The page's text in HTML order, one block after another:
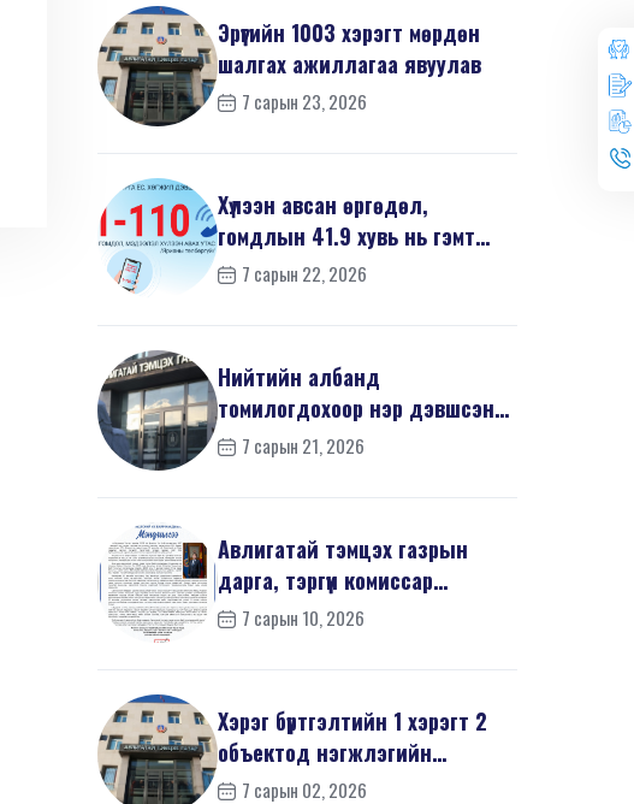
Эрүүгийн 1003 хэрэгт мөрдөн
шалгах ажиллагаа явуулав
7 сарын 23, 2026
Хүлээн авсан өргөдөл,
гомдлын 41.9 хувь нь гэмт
хэргийн шинжтэй байв
7 сарын 22, 2026
Нийтийн албанд
томилогдохоор нэр дэвшсэн
370 иргэний урьдчилсан
7 сарын 21, 2026
Авлигатай тэмцэх газрын
дарга, тэргүүн комиссар
З.Дашдаваагийн мэндчил...
7 сарын 10, 2026
Хэрэг бүртгэлтийн 1 хэрэгт 2
объектод нэгжлэгийн
ажиллагаа явуулав
7 сарын 02, 2026